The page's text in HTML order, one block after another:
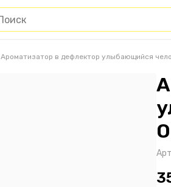
Ароматизатор в дефлектор улыбающийся